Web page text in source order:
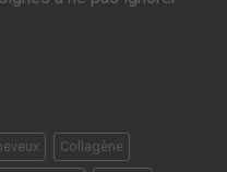
Collagène